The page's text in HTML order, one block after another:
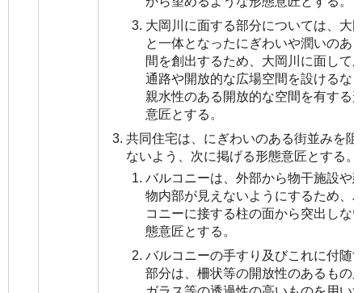
大岡川に面する部分については、大
と一体となったにぎわいや潤いのあ
間を創出するため、大岡川に面して
通路や開放的な広場空間を設けるな
親水性のある開放的な空間を有する
意匠とする。
共同住宅は、にぎわいのある街並みを阻
ないよう、次に掲げる形態意匠とする。
バルコニーは、外部から物干施設や
物内部が見えないようにするため、
コニーに接する柱の面から突出しな
態意匠とする。
バルコニーの手すり及びこれに付随
部分は、柵状等の開放性のあるもの